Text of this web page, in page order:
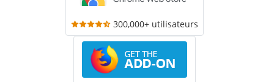
300,000+ utilisateurs